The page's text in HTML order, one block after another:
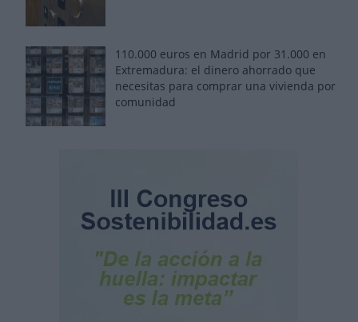
110.000 euros en Madrid por 31.000 en
Extremadura: el dinero ahorrado que
necesitas para comprar una vivienda por
comunidad